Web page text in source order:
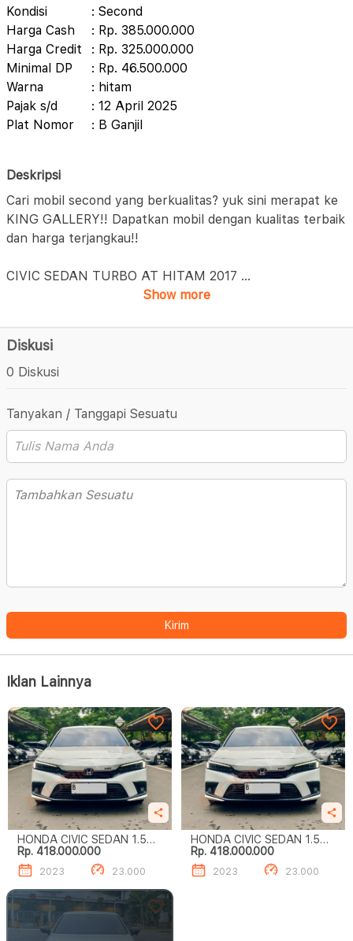
Kondisi
: Second
Harga Cash
: Rp. 385.000.000
Harga Credit
: Rp. 325.000.000
Minimal DP
: Rp. 46.500.000
Warna
: hitam
Pajak s/d
: 12 April 2025
Plat Nomor
: B Ganjil
Deskripsi
Cari mobil second yang berkualitas? yuk sini merapat ke
KING GALLERY!! Dapatkan mobil dengan kualitas terbaik
dan harga terjangkau!!
CIVIC SEDAN TURBO AT HITAM 2017 ...
Show more
Diskusi
0 Diskusi
Tanyakan / Tanggapi Sesuatu
Kirim
Iklan Lainnya
HONDA CIVIC SEDAN 1.5
SEDAN
Rp. 418.000.000
2023 23.000
HONDA CIVIC SEDAN 1.5
SEDAN
Rp. 418.000.000
2023 23.000